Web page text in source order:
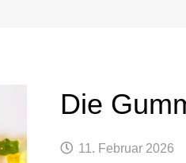
Die
11. Februar 2026